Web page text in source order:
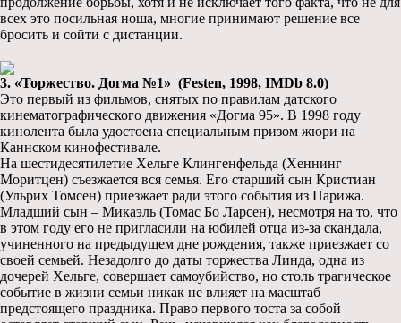
всех это посильная ноша, многие принимают решение все
бросить и сойти с дистанции.
3. «Торжество. Догма №1» (Festen, 1998, IMDb 8.0)
Это первый из фильмов, снятых по правилам датского
кинематографического движения «Догма 95». В 1998 году
кинолента была удостоена специальным призом жюри на
Каннском кинофестивале.
На шестидесятилетие Хельге Клингенфельда (Хеннинг
Моритцен) съезжается вся семья. Его старший сын Кристиан
(Ульрих Томсен) приезжает ради этого события из Парижа.
Младший сын – Микаэль (Томас Бо Ларсен), несмотря на то, что
в этом году его не пригласили на юбилей отца из-за скандала,
учиненного на предыдущем дне рождения, также приезжает со
своей семьей. Незадолго до даты торжества Линда, одна из
дочерей Хельге, совершает самоубийство, но столь трагическое
событие в жизни семьи никак не влияет на масштаб
предстоящего праздника. Право первого тоста за собой